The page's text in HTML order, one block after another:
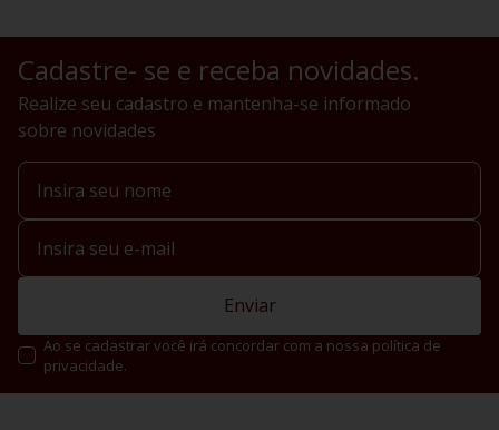
Cadastre- se e receba novidades.
Realize seu cadastro e mantenha-se informado
sobre novidades
Enviar
Ao se cadastrar você irá concordar com a nossa política de
privacidade.